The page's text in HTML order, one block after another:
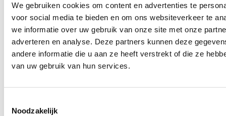
We gebruiken cookies om content en advertenties te
voor social media te bieden en om ons websiteverkeer te
we informatie over uw gebruik van onze site met onze
adverteren en analyse. Deze partners kunnen deze
andere informatie die u aan ze heeft verstrekt of die ze
van uw gebruik van hun services.
Noodzakelijk